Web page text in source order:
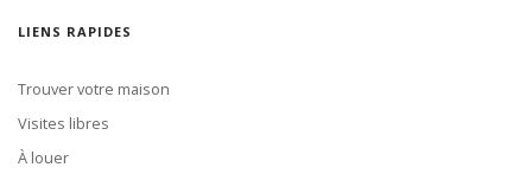
LIENS RAPIDES
Trouver votre maison
Visites libres
À louer